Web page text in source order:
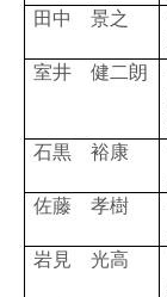
田中 景之
室井 健二朗
石黒 裕康
佐藤 孝樹
岩見 光高